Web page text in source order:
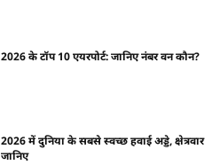
2026 के टॉप 10 एयरपोर्ट: जानिए नंबर वन कौन?
2026 में दुनिया के सबसे स्वच्छ हवाई अड्डे, क्षेत्रवार
जानिए